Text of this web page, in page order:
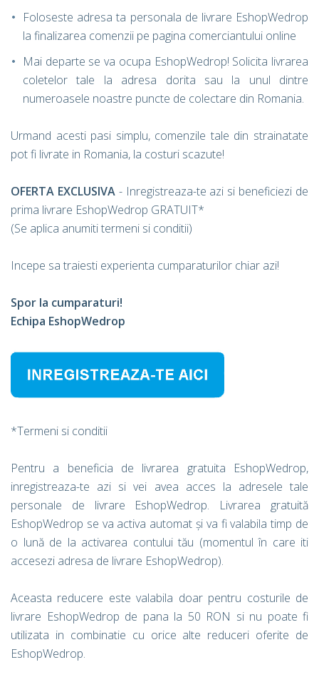
Foloseste adresa ta personala de livrare EshopWedrop
la finalizarea comenzii pe pagina comerciantului online
Mai departe se va ocupa EshopWedrop! Solicita livrarea
coletelor tale la adresa dorita sau la unul dintre
numeroasele noastre puncte de colectare din Romania.
Urmand acesti pasi simplu, comenzile tale din strainatate
pot fi livrate in Romania, la costuri scazute!
OFERTA EXCLUSIVA- Inregistreaza-te azi si beneficiezi de
prima livrare EshopWedrop GRATUIT*
(Se aplica anumiti termeni si conditii)
Incepe sa traiesti experienta cumparaturilor chiar azi!
Spor la cumparaturi!
Echipa EshopWedrop
*Termeni si conditii
Pentru a beneficia de livrarea gratuita EshopWedrop,
inregistreaza-te azi si vei avea acces la adresele tale
personale de livrare EshopWedrop. Livrarea gratuită
EshopWedrop se va activa automat și va fi valabila timp de
o lună de la activarea contului tău (momentul în care iti
accesezi adresa de livrare EshopWedrop).
Aceasta reducere este valabila doar pentru costurile de
livrare EshopWedrop de pana la 50 RON si nu poate fi
utilizata in combinatie cu orice alte reduceri oferite de
EshopWedrop.